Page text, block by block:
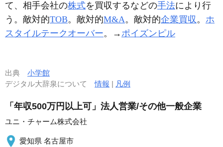
て、相手会社の株式を買収するなどの手法により行
う。敵対的TOB。敵対的M&A。敵対的企業買収。 ホ
スタイルテークオーバー。→ポイズンピル
出典 小学館
デジタル大辞泉について情報 | 凡例
「年収500万円以上可」法人営業/その他一般企業
ユニ・チャーム株式会社
愛知県 名古屋市